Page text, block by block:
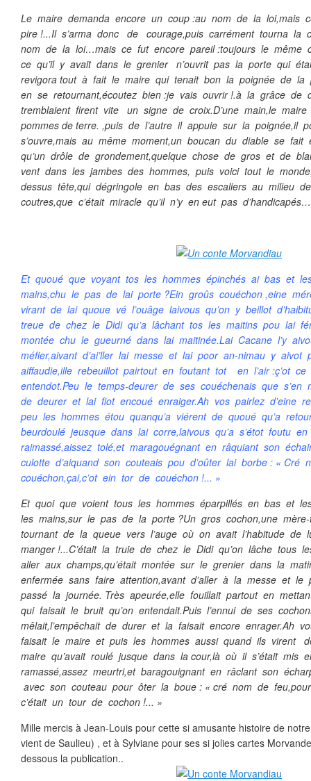
Le maire demanda encore un coup :au nom de la loi,mais
pire !...Il s’arma donc de courage,puis carrément tourna la
nom de la loi…mais ce fut encore pareil :toujours le même
ce qu’il y avait dans le grenier n’ouvrit pas la porte qui
revigora tout à fait le maire qui tenait bon la poignée de la
en se retournant,écoutez bien :je vais ouvrir !.à la grâce de
tremblaient firent vite un signe de croix.D’une main,le
pommes de terre. ,puis de l’autre il appuie sur la poignée,il
s’ouvre,mais au même moment,un boucan du diable se
qu’un drôle de grondement,quelque chose de gros et de
vent dans les jambes des hommes, puis voici tout le
dessus tête,qui dégringole en bas des escaliers au milieu
coutres,que c’était miracle qu’il n’y en eut pas d’handicapés…
Et quoué que voyant tos les hommes épinchés ai bas et
mains,chu le pas de lai porte ?Ein groûs couéchon ,eine
virant de lai quoue vé l’ouâge laivous qu’on y beillot
treue de chez le Didi qu’a lâchant tos les maitins pou lai
montée chu le gueurné dans lai maitinée.Lai Cacane l’y
méfier,aivant d’ai’ller lai messe et lai poor an-nimau y aivot
aiffaudie,ille rebeuillot pairtout en foutant tot en l’air :ç’ot
entendot.Peu le temps-deurer de ses couéchenais que s’en
de deurer et lai fiot encoué enraiger.Ah vos pairlez d’eine
peu les hommes étou quanqu’a viérent de quoué qu’a
beurdoulé jeusque dans lai corre,laivous qu’a s’étot foutu
raimassé,aissez tolé,et maragouégnant en râquiant son
culotte d’aiquand son couteais pou d’oûter lai borbe : «
couéchon,çai,c’ot ein tor de couéchon !... »
Et quoi que voient tous les hommes éparpillés en bas et
les mains,sur le pas de la porte ?Un gros cochon,une
tournant de la queue vers l’auge où on avait l’habitude de
manger !...C’était la truie de chez le Didi qu’on lâche tous
aller aux champs,qu’était montée sur le grenier dans la
enfermée sans faire attention,avant d’aller à la messe et
passé la journée. Très apeurée,elle fouillait partout en
qui faisait le bruit qu’on entendait.Puis l’ennui de ses
mêlait,l’empêchait de durer et la faisait encore enrager.Ah
faisait le maire et puis les hommes aussi quand ils virent
maire qu’avait roulé jusque dans la cour,là où il s’était mis
ramassé,assez meurtri,et baragouignant en râclant son
avec son couteau pour ôter la boue : « cré nom de
c’était un tour de cochon !... »
Mille mercis à Jean-Louis pour cette si amusante histoire de
vient de Saulieu) , et à Sylviane pour ses si jolies cartes
dessous la publication..